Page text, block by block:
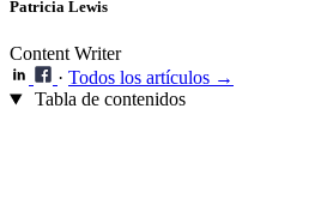
Patricia Lewis
Content Writer
· Todos los artículos →
Tabla de contenidos